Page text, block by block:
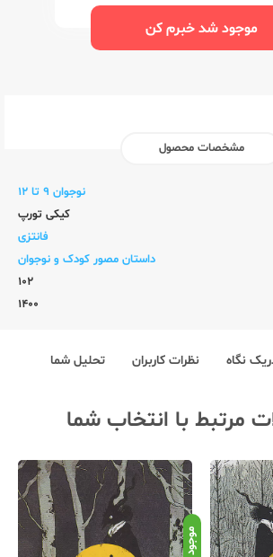
موجود شد خبرم کن
مشخصات محصول
نوجوان 9 تا 12
کیکی تورپ
فانتزی
داستان مصور کودک و نوجوان
102
1400
نگاه نظرات کاربران تحلیل شما
مرتبط با انتخاب شما
موجود